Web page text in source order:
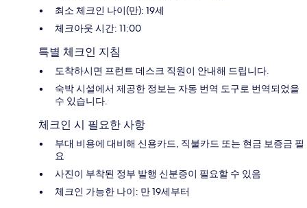
최소 체크인 나이(만): 19세
체크아웃 시간: 11:00
특별 체크인 지침
도착하시면 프런트 데스크 직원이 안내해 드립니다.
숙박 시설에서 제공한 정보는 자동 번역 도구로 번역되었을
수 있습니다.
체크인 시 필요한 사항
부대 비용에 대비해 신용카드, 직불카드 또는 현금 보증금 필
요
사진이 부착된 정부 발행 신분증이 필요할 수 있음
체크인 가능한 나이: 만 19세부터